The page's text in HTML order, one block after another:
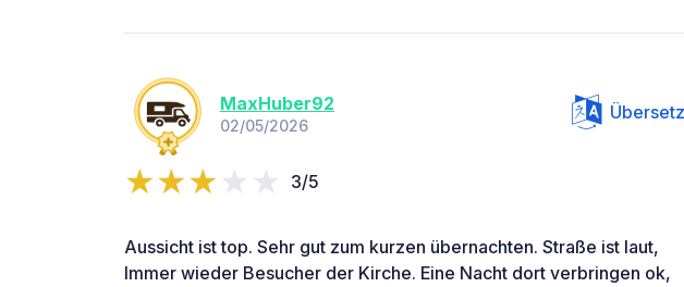
MaxHuber92
02/05/2026
3/5
Aussicht ist top. Sehr gut zum kurzen übernachten. Straße ist laut,
Immer wieder Besucher der Kirche. Eine Nacht dort verbringen ok,